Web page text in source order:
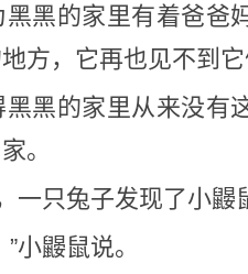
黑的家里有着爸爸
方，它再也见不到它
黑的家里从来没有
。
一只兔子发现了小鼹
小鼹鼠说。